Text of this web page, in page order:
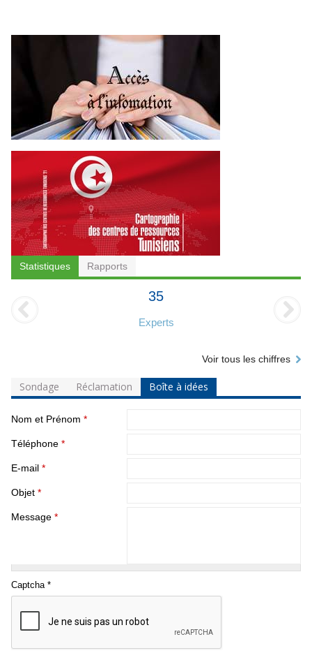
Statistiques Rapports
35
Experts
Voir tous les chiffres
Sondage Réclamation Boîte à idées
Nom et Prénom *
Téléphone *
E-mail *
Objet *
Message *